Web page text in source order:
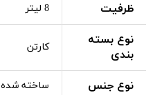
ظرفیت 8 لیتر
نوع بسته
بندی
کارتن
نوع جنس ساخته شده